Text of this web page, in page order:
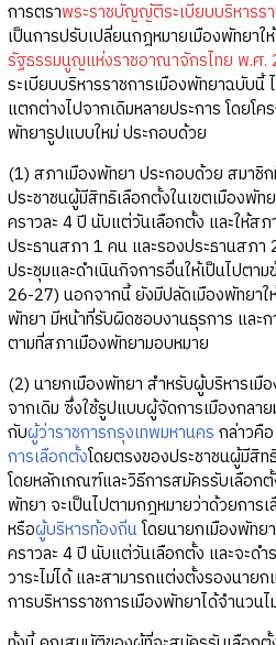
การตราพระราชบัญญัติระเบียบบริหารร
เป็นการปรับเปลี่ยนกฎหมายเมืองพัทยา
รัฐธรรมนูญแห่งราชอาณาจักรไทย พ.ศ.
ระเบียบบริหารราชการเมืองพัทยาฉบับนี้
แตกต่างไปจากเดิมหลายประการ โดยโค
พัทยารูปแบบใหม่ ประกอบด้วย
(1) สภาเมืองพัทยา ประกอบด้วย สมาชิ
ประชาชนผู้มีสิทธิเลือกตั้งในเขตเมืองพัท
คราวละ 4 ปี นับแต่วันเลือกตั้ง และให้ส
ประธานสภา 1 คน และรองประธานสภา
ประชุมและดำเนินกิจการอื่นให้เป็นไปตา
26-27) นอกจากนี้ ยังมีปลัดเมืองพัทยาใ
พัทยา มีหน้าที่รับผิดชอบงานธุรการ และ
ตามที่สภาเมืองพัทยามอบหมาย
(2) นายกเมืองพัทยา สำหรับผู้บริหารเมื
จากเดิม ซึ่งใช้รูปแบบผู้จัดการเมืองกลา
กับผู้ว่าราชการกรุงเทพมหานคร กล่าวคื
การเลือกตั้งโดยตรงของประชาชนผู้มีสิท
โดยหลักเกณฑ์และวิธีการสมัครรับเลือก
พัทยา จะเป็นไปตามกฎหมายว่าด้วยการ
หรือผู้บริหารท้องถิ่นโดยนายกเมืองพัทย
คราวละ 4 ปี นับแต่วันเลือกตั้ง และจะด
วาระไม่ได้ และสามารถแต่งตั้งรองนาย
การบริหารราชการเมืองพัทยาได้จำนวน